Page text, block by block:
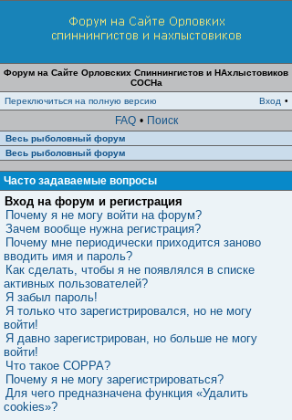
Форум на Сайте Орловских Спиннингистов и НАхлыстовиков
СОСНа
Переключиться на полную версию
Вход •
FAQ • Поиск
Весь рыболовный форум
Весь рыболовный форум
Часто задаваемые вопросы
Вход на форум и регистрация
Почему я не могу войти на форум?
Зачем вообще нужна регистрация?
Почему мне периодически приходится заново
вводить имя и пароль?
Как сделать, чтобы я не появлялся в списке
активных пользователей?
Я забыл пароль!
Я только что зарегистрировался, но не могу
войти!
Я давно зарегистрирован, но больше не могу
войти!
Что такое COPPA?
Почему я не могу зарегистрироваться?
Для чего предназначена функция «Удалить
cookies»?